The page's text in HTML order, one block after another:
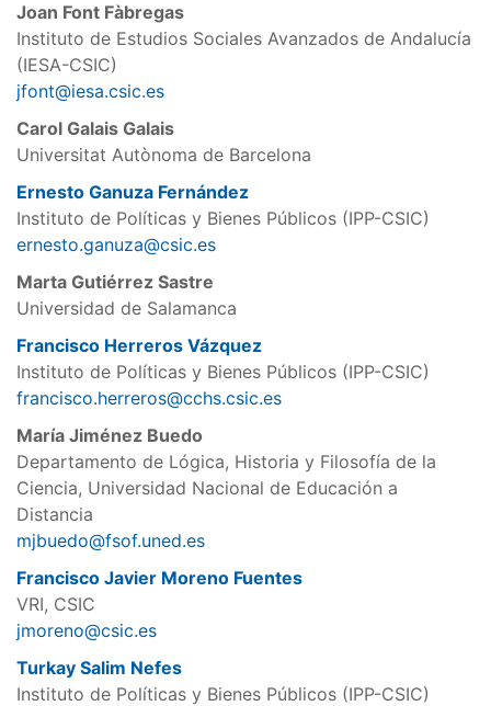
Joan Font Fàbregas
Instituto de Estudios Sociales Avanzados de Andalucía
(IESA-CSIC)
jfont@iesa.csic.es
Carol Galais Galais
Universitat Autònoma de Barcelona
Ernesto Ganuza Fernández
Instituto de Políticas y Bienes Públicos (IPP-CSIC)
ernesto.ganuza@csic.es
Marta Gutiérrez Sastre
Universidad de Salamanca
Francisco Herreros Vázquez
Instituto de Políticas y Bienes Públicos (IPP-CSIC)
francisco.herreros@cchs.csic.es
María Jiménez Buedo
Departamento de Lógica, Historia y Filosofía de la
Ciencia, Universidad Nacional de Educación a
Distancia
mjbuedo@fsof.uned.es
Francisco Javier Moreno Fuentes
VRI, CSIC
jmoreno@csic.es
Turkay Salim Nefes
Instituto de Políticas y Bienes Públicos (IPP-CSIC)